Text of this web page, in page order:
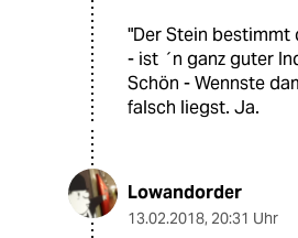
"Der Stein bestimmt
- ist ´n ganz guter
Schön - Wennste
falsch liegst. Ja.
Lowandorder
13.02.2018, 20:31 Uhr